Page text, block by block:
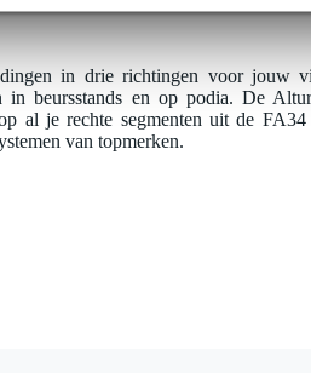
in drie richtingen voor jouw
beursstands en op podia. De
al je rechte segmenten uit de
van topmerken.